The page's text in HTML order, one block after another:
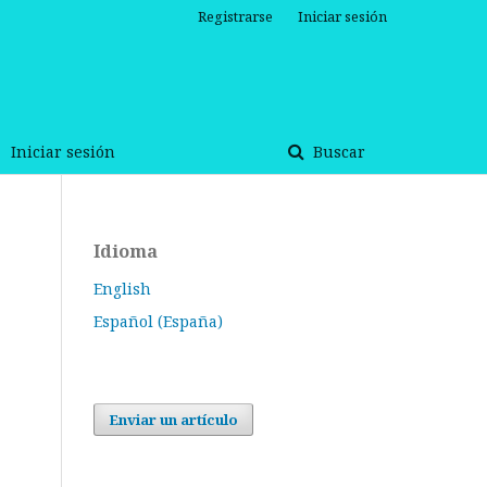
Iniciar sesión Buscar
Registrarse Iniciar sesión
Idioma
English
Español (España)
Enviar un artículo